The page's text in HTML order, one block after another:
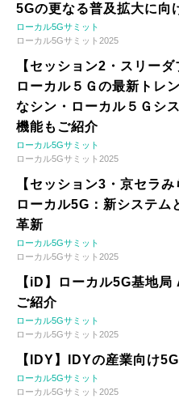
5Gの更なる普及拡大に向
ローカル5Gサミット
ローカル5Gサミット2025
【セッション2・スリー
ローカル５Ｇの最新トレ
なシン・ローカル５Ｇシ
機能もご紹介
ローカル5Gサミット
ローカル5Gサミット2025
【セッション3・京セラ
ローカル5G：新システム
革新
ローカル5Gサミット
ローカル5Gサミット2025
【iD】ローカル5G基地
ご紹介
ローカル5Gサミット
ローカル5Gサミット2025
【IDY】IDYの産業向け
ローカル5Gサミット
ローカル5Gサミット2025